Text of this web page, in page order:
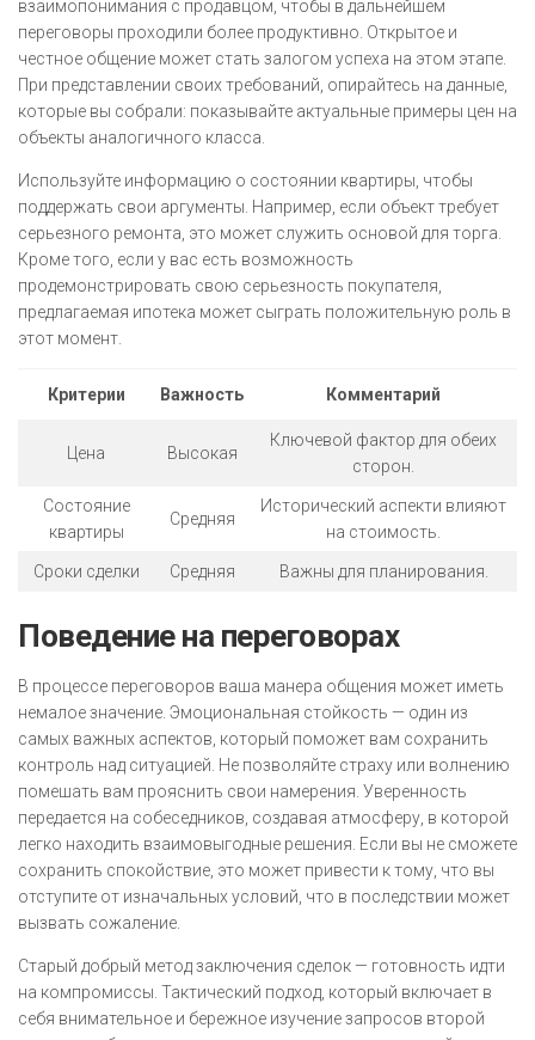
взаимопонимания с продавцом, чтобы в дальнейшем
переговоры проходили более продуктивно. Открытое и
честное общение может стать залогом успеха на этом этапе.
При представлении своих требований, опирайтесь на данные,
которые вы собрали: показывайте актуальные примеры цен на
объекты аналогичного класса.
Используйте информацию о состоянии квартиры, чтобы
поддержать свои аргументы. Например, если объект требует
серьезного ремонта, это может служить основой для торга.
Кроме того, если у вас есть возможность
продемонстрировать свою серьезность покупателя,
предлагаемая ипотека может сыграть положительную роль в
этот момент.
Критерии Важность Комментарий
Цена Высокая
Ключевой фактор для обеих
сторон.
Состояние
квартиры
Средняя
Исторический аспекти влияют
на стоимость.
Сроки сделки Средняя Важны для планирования.
Поведение на переговорах
В процессе переговоров ваша манера общения может иметь
немалое значение. Эмоциональная стойкость — один из
самых важных аспектов, который поможет вам сохранить
контроль над ситуацией. Не позволяйте страху или волнению
помешать вам прояснить свои намерения. Уверенность
передается на собеседников, создавая атмосферу, в которой
легко находить взаимовыгодные решения. Если вы не сможете
сохранить спокойствие, это может привести к тому, что вы
отступите от изначальных условий, что в последствии может
вызвать сожаление.
Старый добрый метод заключения сделок — готовность идти
на компромиссы. Тактический подход, который включает в
себя внимательное и бережное изучение запросов второй